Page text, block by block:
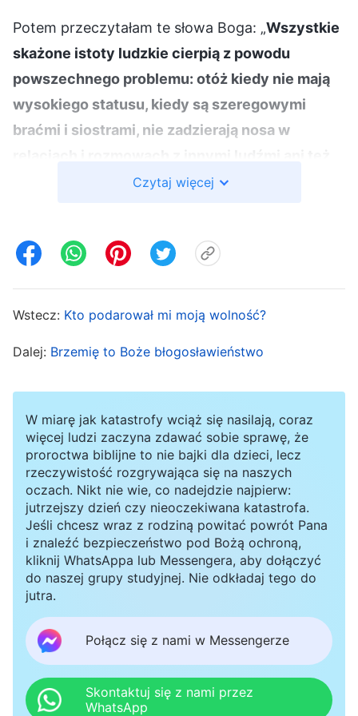
Potem przeczytałam te słowa Boga: „Wszystkie
skażone istoty ludzkie cierpią z powodu
powszechnego problemu: otóż kiedy nie mają
wysokiego statusu, kiedy są szeregowymi
braćmi i siostrami, nie zadzierają nosa w
nie przybierają pewnego szczególnego tonu
cudze piórka. Nie odczuwają wówczas żadnej
serca rozmawiać we wspólnocie. Są przystępni
mają poczucie, że to bardzo dobrzy ludzie.
napuszeni, jakby byli poza zasięgiem. Mają
poczucie, że należy im się szacunek, że nie są
ulepieni z tej samej gliny co zwykli ludzie.
Patrzą na zwykłych ludzi z góry i przestają
otwarcie rozmawiać z innymi. Dlaczego nie
potrafią już zdobyć się na otwartą rozmowę?
Uważają, że mają teraz wyższą pozycję i są
przywódcami. Myślą przy tym, że przywódcy
muszą mieć określony wizerunek, być nieco
bardziej wyniośli od zwykłych ludzi, mieć
lepszą postawę i umieć brać na siebie większą
odpowiedzialność. Sądzą też, że w porównaniu
Czytaj więcej
Wstecz: Kto podarował mi moją wolność?
Dalej: Brzemię to Boże błogosławieństwo
W miarę jak katastrofy wciąż się nasilają, coraz
więcej ludzi zaczyna zdawać sobie sprawę, że
proroctwa biblijne to nie bajki dla dzieci, lecz
rzeczywistość rozgrywająca się na naszych
oczach. Nikt nie wie, co nadejdzie najpierw:
jutrzejszy dzień czy nieoczekiwana katastrofa.
Jeśli chcesz wraz z rodziną powitać powrót Pana
i znaleźć bezpieczeństwo pod Bożą ochroną,
kliknij WhatsAppa lub Messengera, aby dołączyć
do naszej grupy studyjnej. Nie odkładaj tego do
jutra.
Połącz się z nami w Messengerze
Skontaktuj się z nami przez
WhatsApp